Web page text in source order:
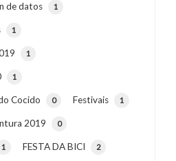
de datos 1
1
1
1
Cocido 0 Festivais 1
2019 0
1 FESTA DA BICI 2